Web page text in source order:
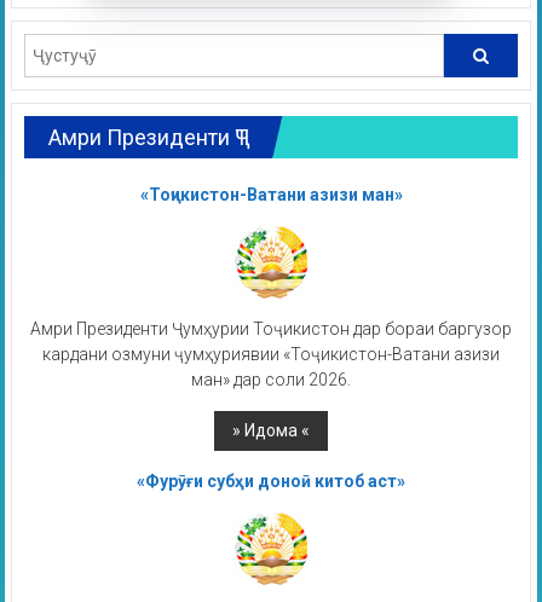
Амри Президенти ҶТ
«Тоҷикистон-Ватани азизи ман»
Амри Президенти Ҷумҳурии Тоҷикистон дар бораи баргузор
кардани озмуни ҷумҳуриявии «Тоҷикистон-Ватани азизи
ман» дар соли 2026.
«Фурӯғи субҳи доноӣ китоб аст»